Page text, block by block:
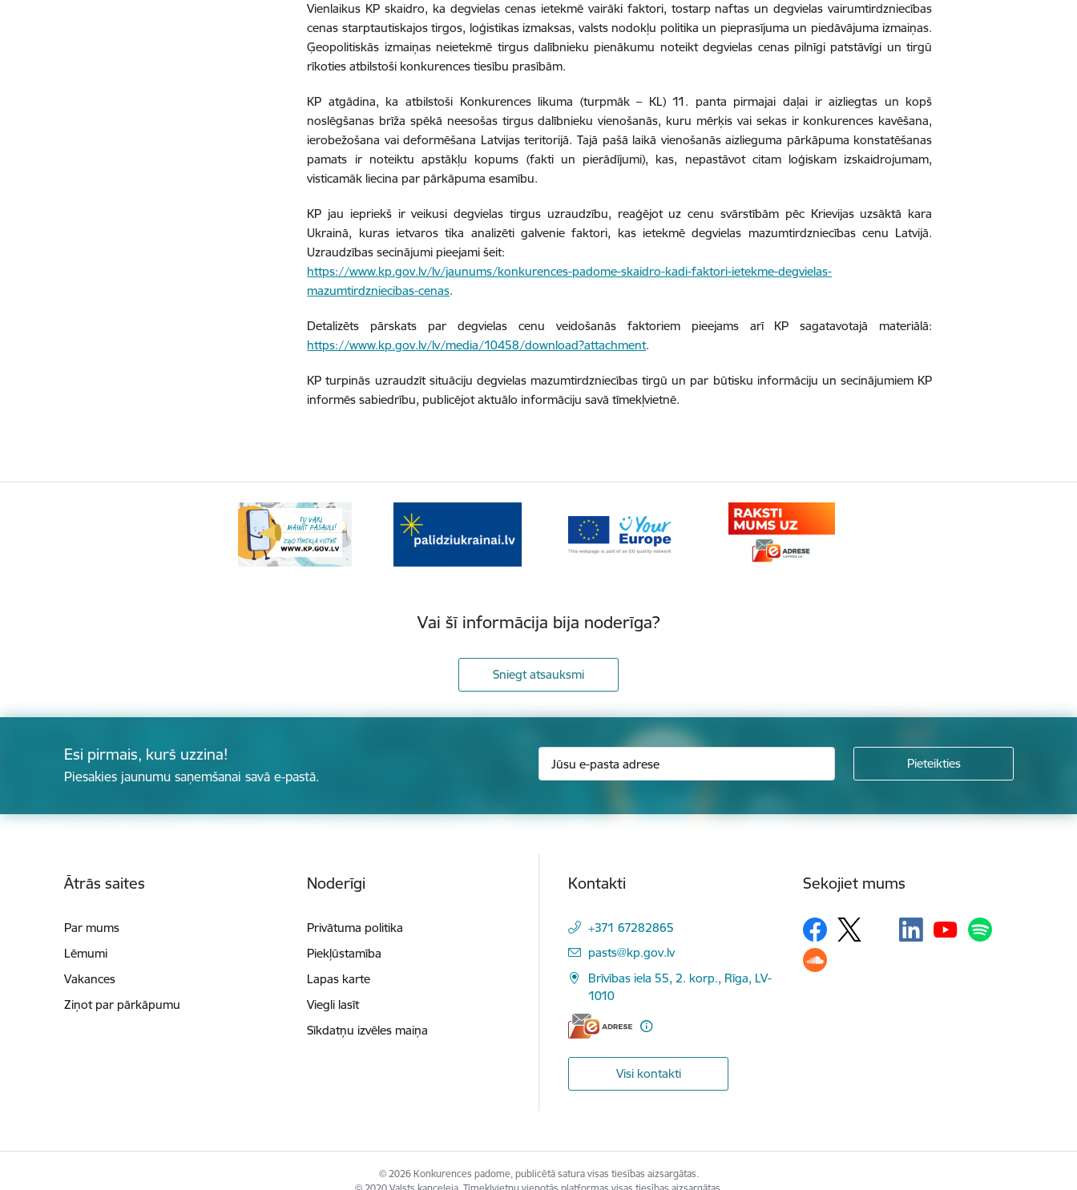
Vienlaikus KP skaidro, ka degvielas cenas ietekmē vairāki faktori, tostarp naftas un degvielas vairumtirdzniecības
cenas starptautiskajos tirgos, loģistikas izmaksas, valsts nodokļu politika un pieprasījuma un piedāvājuma izmaiņas.
Ģeopolitiskās izmaiņas neietekmē tirgus dalībnieku pienākumu noteikt degvielas cenas pilnīgi patstāvīgi un tirgū
rīkoties atbilstoši konkurences tiesību prasībām.
KP atgādina, ka atbilstoši Konkurences likuma (turpmāk – KL) 11. panta pirmajai daļai ir aizliegtas un kopš
noslēgšanas brīža spēkā neesošas tirgus dalībnieku vienošanās, kuru mērķis vai sekas ir konkurences kavēšana,
ierobežošana vai deformēšana Latvijas teritorijā. Tajā pašā laikā vienošanās aizlieguma pārkāpuma konstatēšanas
pamats ir noteiktu apstākļu kopums (fakti un pierādījumi), kas, nepastāvot citam loģiskam izskaidrojumam,
visticamāk liecina par pārkāpuma esamību.
KP jau iepriekš ir veikusi degvielas tirgus uzraudzību, reaģējot uz cenu svārstībām pēc Krievijas uzsāktā kara
Ukrainā, kuras ietvaros tika analizēti galvenie faktori, kas ietekmē degvielas mazumtirdzniecības cenu Latvijā.
Uzraudzības secinājumi pieejami šeit:
https://www.kp.gov.lv/lv/jaunums/konkurences-padome-skaidro-kadi-faktori-ietekme-degvielas-
mazumtirdzniecibas-cenas.
Detalizēts pārskats par degvielas cenu veidošanās faktoriem pieejams arī KP sagatavotajā materiālā:
https://www.kp.gov.lv/lv/media/10458/download?attachment.
KP turpinās uzraudzīt situāciju degvielas mazumtirdzniecības tirgū un par būtisku informāciju un secinājumiem KP
informēs sabiedrību, publicējot aktuālo informāciju savā tīmekļvietnē.
Vai šī informācija bija noderīga?
Sniegt atsauksmi
Esi pirmais, kurš uzzina!
Piesakies jaunumu saņemšanai savā e-pastā.
Ātrās saites
Par mums
Lēmumi
Vakances
Ziņot par pārkāpumu
Noderīgi
Privātuma politika
Piekļūstamība
Lapas karte
Viegli lasīt
Sīkdatņu izvēles maiņa
Kontakti
+371 67282865
E-pasts:
pasts@kp.gov.lv
Brīvības iela 55, 2. korp., Rīga, LV-
1010
Visi kontakti
Sekojiet mums
© 2026 Konkurences padome, publicētā satura visas tiesības aizsargātas.